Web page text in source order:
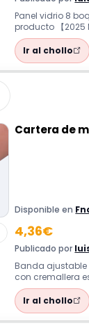
Panel vidrio 8
producto 【2025
100% de vidrio】
Ir al chollo
Cartera de
Disponible en
4,36€
Publicado por
Banda ajustable
con cremallera
compacto y
Ir al chollo